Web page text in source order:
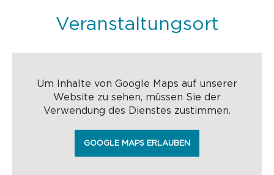
Veranstaltungsort
Um Inhalte von Google Maps auf unserer
Website zu sehen, müssen Sie der
Verwendung des Dienstes zustimmen.
GOOGLE MAPS ERLAUBEN